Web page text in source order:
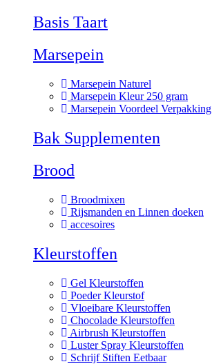
Basis Taart
Marsepein
Marsepein Naturel
Marsepein Kleur 250 gram
Marsepein Voordeel Verpakking
Bak Supplementen
Brood
Broodmixen
Rijsmanden en Linnen doeken
accesoires
Kleurstoffen
Gel Kleurstoffen
Poeder Kleurstof
Vloeibare Kleurstoffen
Chocolade Kleurstoffen
Airbrush Kleurstoffen
Luster Spray Kleurstoffen
Schrijf Stiften Eetbaar